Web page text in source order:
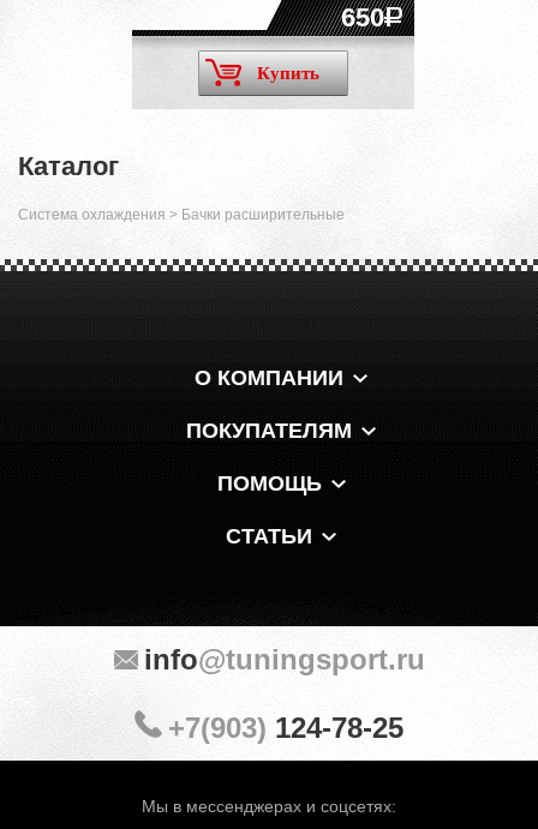
650
Купить
Каталог
Система охлаждения > Бачки расширительные
О КОМПАНИИ
ПОКУПАТЕЛЯМ
ПОМОЩЬ
СТАТЬИ
Мы в мессенджерах и соцсетях:
info@tuningsport.ru
+7(903) 124-78-25